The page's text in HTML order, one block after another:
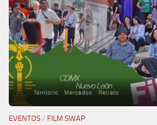
EVENTOS / FILM SWAP